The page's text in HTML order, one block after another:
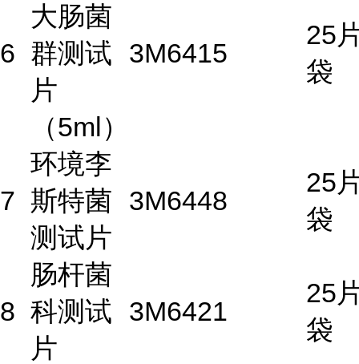
6
大肠菌
群测试
片
（5ml）
3M6415
25
袋
7
环境李
斯特菌
测试片
3M6448
25
袋
8
肠杆菌
科测试
片
3M6421
25
袋